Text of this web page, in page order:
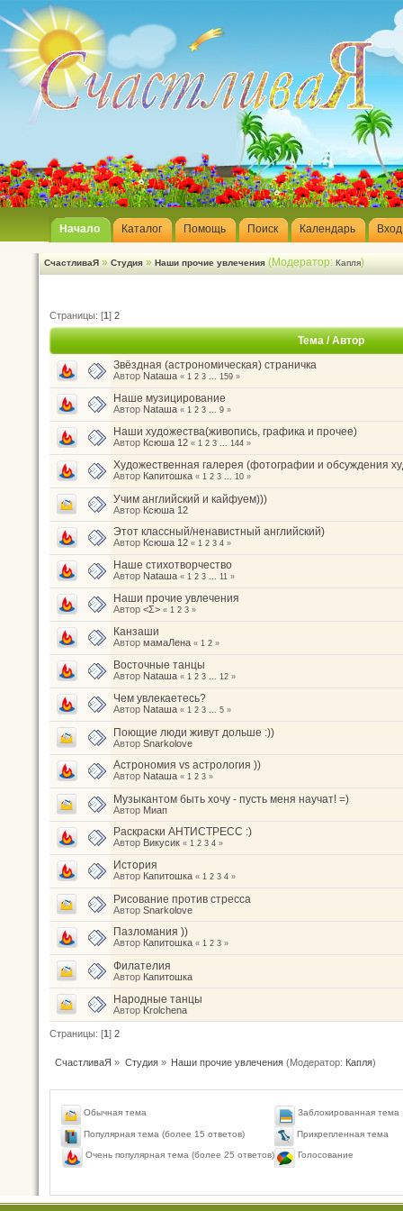
Начало Каталог Помощь Поиск Календарь Вход
СчастливаЯ » Студия » Наши прочие увлечения (Модератор: Капля)
Страницы: [1] 2
Тема/Автор
Звёздная (астрономическая) страничка
Автор Nataшa « 1 2 3 ... 159 »
Наше музицирование
Автор Nataшa « 1 2 3 ... 9 »
Наши художества(живопись, графика и прочее)
Автор Ксюша 12 « 1 2 3 ... 144 »
Художественная галерея (фотографии и обсуждения
Автор Капитошка « 1 2 3 ... 10 »
Учим английский и кайфуем)))
Автор Ксюша 12
Этот классный/ненавистный английский)
Автор Ксюша 12 « 1 2 3 4 »
Наше стихотворчество
Автор Nataшa « 1 2 3 ... 11 »
Наши прочие увлечения
Автор <Σ> « 1 2 3 »
Канзаши
Автор мамаЛена « 1 2 »
Восточные танцы
Автор Nataшa « 1 2 3 ... 12 »
Чем увлекаетесь?
Автор Nataшa « 1 2 3 ... 5 »
Поющие люди живут дольше :))
Автор Snarkolove
Астрономия vs астрология ))
Автор Nataшa « 1 2 3 »
Музыкантом быть хочу - пусть меня научат! =)
Автор Миап
Раскраски АНТИСТРЕСС :)
Автор Викусик « 1 2 3 4 »
История
Автор Капитошка « 1 2 3 4 »
Рисование против стресса
Автор Snarkolove
Пазломания ))
Автор Капитошка « 1 2 3 »
Филателия
Автор Капитошка
Народные танцы
Автор Krolchena
Страницы: [1] 2
СчастливаЯ » Студия» Наши прочие увлечения(Модератор: Капля)
Обычная тема
Популярная тема (более 15 ответов)
Очень популярная тема (более 25 ответов)
Заблокированная тема
Прикрепленная тема
Голосование